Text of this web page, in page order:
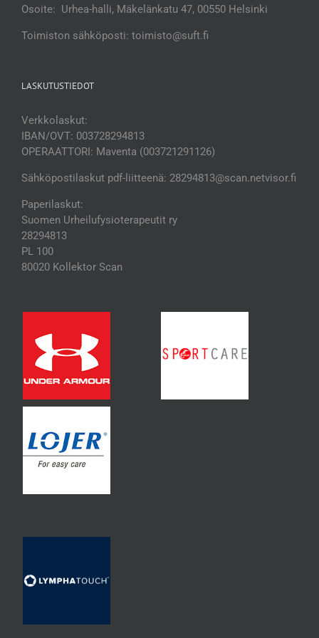
Osoite: Urhea-halli, Mäkelänkatu 47, 00550 Helsinki
Toimiston sähköposti: toimisto@suft.fi
LASKUTUSTIEDOT
Verkkolaskut:
IBAN/OVT: 003728294813
OPERAATTORI: Maventa (003721291126)
Sähköpostilaskut pdf-liitteenä: 28294813@scan.netvisor.fi
Paperilaskut:
Suomen Urheilufysioterapeutit ry
28294813
PL 100
80020 Kollektor Scan